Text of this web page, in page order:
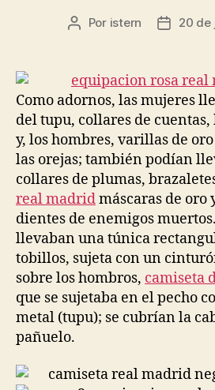
Autor
entrada
Por istern
Fecha
entrada
20 de
Como adornos, las mujeres
del tupu, collares de cuentas,
y, los hombres, varillas de
las orejas; también podían
collares de plumas,
real madridmáscaras de oro
dientes de enemigos
llevaban una túnica
tobillos, sujeta con un
sobre los hombros, camiseta
que se sujetaba en el pecho
metal (tupu); se cubrían la
pañuelo.